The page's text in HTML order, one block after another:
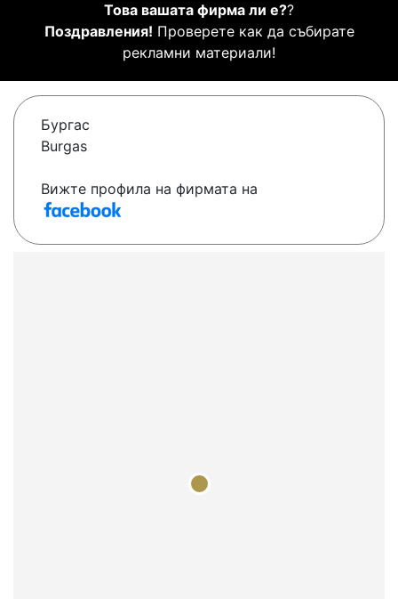
Това вашата фирма ли е??
Поздравления! Проверете как да събирате
рекламни материали!
Бургас
Burgas
Вижте профила на фирмата на